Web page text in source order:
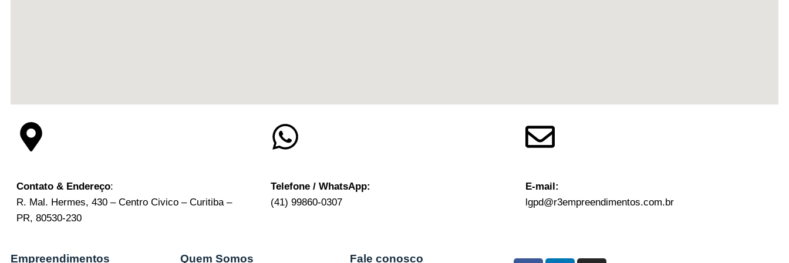
Contato & Endereço:
R. Mal. Hermes, 430 – Centro Civico – Curitiba –
PR, 80530-230
Telefone / WhatsApp:
(41) 99860-0307
E-mail:
lgpd@r3empreendimentos.com.br
Empreendimentos Quem Somos Fale conosco